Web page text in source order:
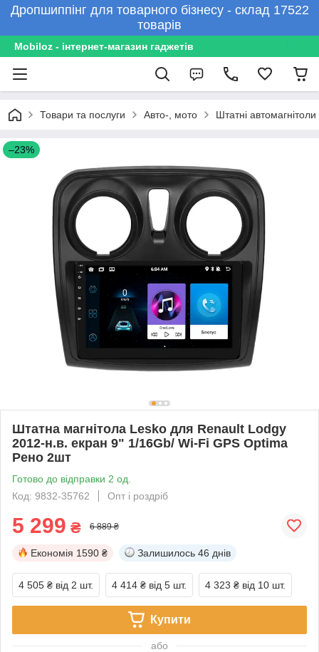
Дропшиппінг для товарного бізнесу - склад 17522
товарів
Mobiloz - інтернет-магазин гаджетів
Товари та послуги Авто-, мото Штатні автомагнітоли
–23%
Штатна магнітола Lesko для Renault Lodgy
2012-н.в. екран 9" 1/16Gb/ Wi-Fi GPS Optima
Рено 2шт
Готово до відправки 2 од.
Код: 9832-35762
Опт і роздріб
5 299 ₴ 6 889 ₴
Економія 1590 ₴ Залишилось 46 днів
4 505 ₴ від 2 шт. 4 414 ₴ від 5 шт. 4 323 ₴ від 10 шт.
Купити
або